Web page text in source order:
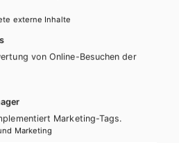
externe Inhalte
von Online-Besuchen der
Marketing-Tags.
Marketing